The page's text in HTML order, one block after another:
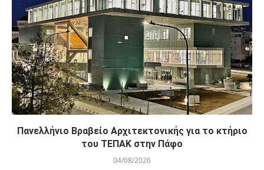
Πανελλήνιο Βραβείο Αρχιτεκτονικής για το κτήριο
του ΤΕΠΑΚ στην Πάφο
04/08/2026